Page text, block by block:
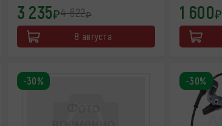
3 235₽4 622₽
8 августа
1 600₽
-30% -30%